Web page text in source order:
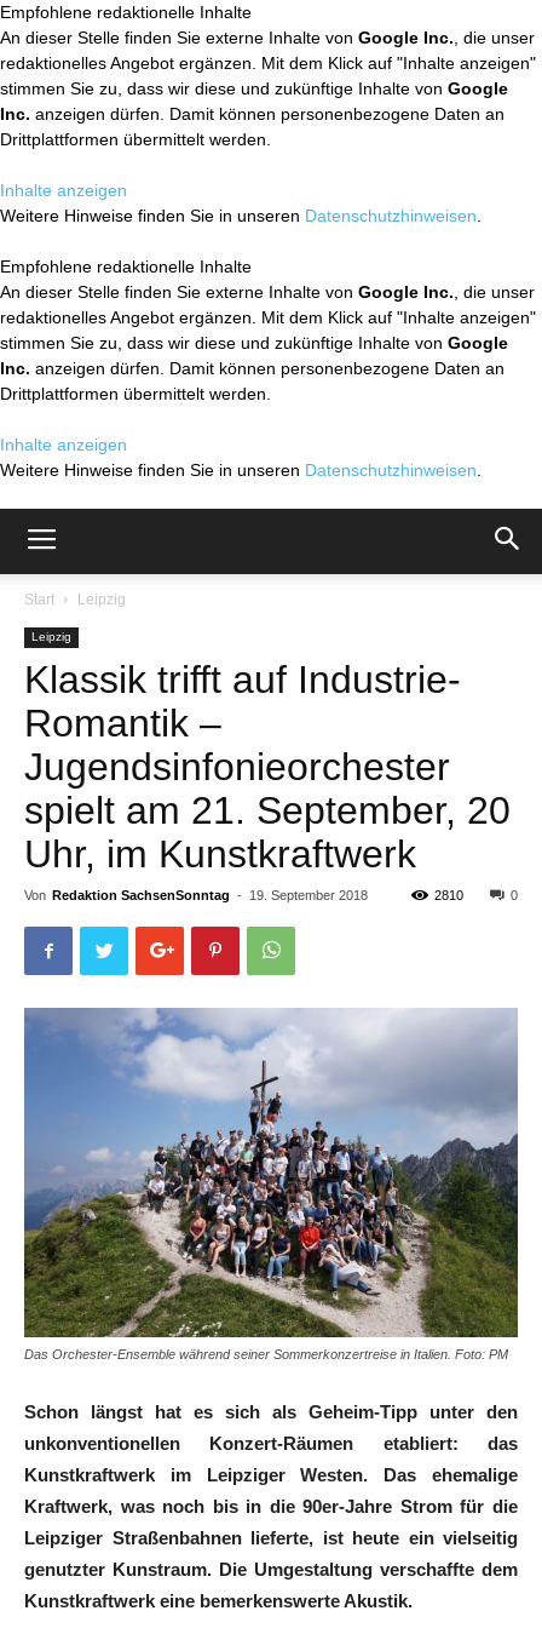
Empfohlene redaktionelle Inhalte
An dieser Stelle finden Sie externe Inhalte von Google Inc. , die unser
redaktionelles Angebot ergänzen. Mit dem Klick auf "Inhalte anzeigen"
stimmen Sie zu, dass wir diese und zukünftige Inhalte von Google
Inc. anzeigen dürfen. Damit können personenbezogene Daten an
Drittplattformen übermittelt werden.
Inhalte anzeigen
Weitere Hinweise finden Sie in unseren Datenschutzhinweisen
Empfohlene redaktionelle Inhalte
An dieser Stelle finden Sie externe Inhalte von Google Inc. , die unser
redaktionelles Angebot ergänzen. Mit dem Klick auf "Inhalte anzeigen"
stimmen Sie zu, dass wir diese und zukünftige Inhalte von Google
Inc. anzeigen dürfen. Damit können personenbezogene Daten an
Drittplattformen übermittelt werden.
Inhalte anzeigen
Weitere Hinweise finden Sie in unseren Datenschutzhinweisen
Start Leipzig
Leipzig
Klassik trifft auf Industrie-
Romantik –
Jugendsinfonieorchester
spielt am 21. September, 20
Uhr, im Kunstkraftwerk
Von Redaktion SachsenSonntag - 19. September 2018 0
2810
Das Orchester-Ensemble während seiner Sommerkonzertreise in Italien. Foto: PM
Schon längst hat es sich als Geheim-Tipp unter den
unkonventionellen Konzert-Räumen etabliert: das
Kunstkraftwerk im Leipziger Westen. Das ehemalige
Kraftwerk, was noch bis in die 90er-Jahre Strom für die
Leipziger Straßenbahnen lieferte, ist heute ein vielseitig
genutzter Kunstraum. Die Umgestaltung verschaffte dem
Kunstkraftwerk eine bemerkenswerte Akustik.